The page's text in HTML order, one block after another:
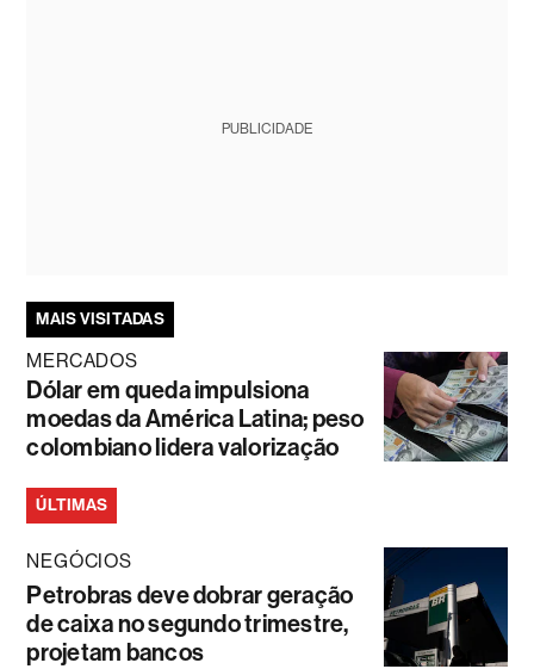
PUBLICIDADE
MAIS VISITADAS
MERCADOS
Dólar em queda impulsiona
moedas da América Latina; peso
colombiano lidera valorização
ÚLTIMAS
NEGÓCIOS
Petrobras deve dobrar geração
de caixa no segundo trimestre,
projetam bancos